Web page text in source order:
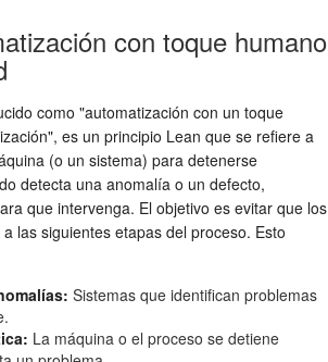
con toque humano
como "automatización con un toque
es un principio Lean que se refiere a
(o un sistema) para detenerse
detecta una anomalía o un defecto,
que intervenga. El objetivo es evitar que los
las siguientes etapas del proceso. Esto
Sistemas que identifican problemas
La máquina o el proceso se detiene